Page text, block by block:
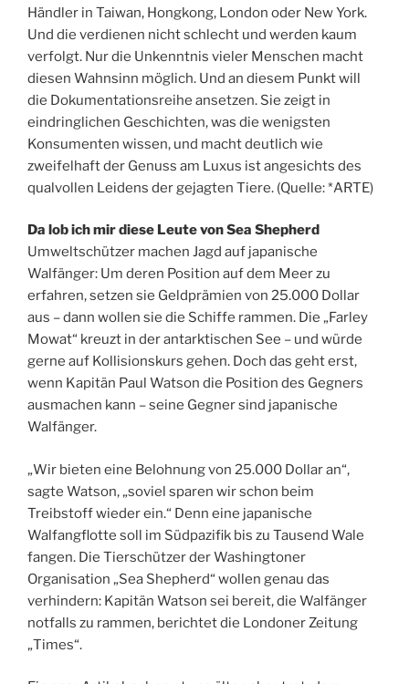
Händler in Taiwan, Hongkong, London oder New York.
Und die verdienen nicht schlecht und werden kaum
verfolgt. Nur die Unkenntnis vieler Menschen macht
diesen Wahnsinn möglich. Und an diesem Punkt will
die Dokumentationsreihe ansetzen. Sie zeigt in
eindringlichen Geschichten, was die wenigsten
Konsumenten wissen, und macht deutlich wie
zweifelhaft der Genuss am Luxus ist angesichts des
qualvollen Leidens der gejagten Tiere. (Quelle: *ARTE)
Da lob ich mir diese Leute von Sea Shepherd
Umweltschützer machen Jagd auf japanische
Walfänger: Um deren Position auf dem Meer zu
erfahren, setzen sie Geldprämien von 25.000 Dollar
aus – dann wollen sie die Schiffe rammen. Die „Farley
Mowat“ kreuzt in der antarktischen See – und würde
gerne auf Kollisionskurs gehen. Doch das geht erst,
wenn Kapitän Paul Watson die Position des Gegners
ausmachen kann – seine Gegner sind japanische
Walfänger.
„Wir bieten eine Belohnung von 25.000 Dollar an“,
sagte Watson, „soviel sparen wir schon beim
Treibstoff wieder ein.“ Denn eine japanische
Walfangflotte soll im Südpazifik bis zu Tausend Wale
fangen. Die Tierschützer der Washingtoner
Organisation „Sea Shepherd“ wollen genau das
verhindern: Kapitän Watson sei bereit, die Walfänger
notfalls zu rammen, berichtet die Londoner Zeitung
„Times“.